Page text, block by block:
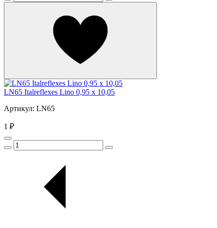
LN65 Italreflexes Lino 0,95 x 10,05
Артикул: LN65
1 ₽